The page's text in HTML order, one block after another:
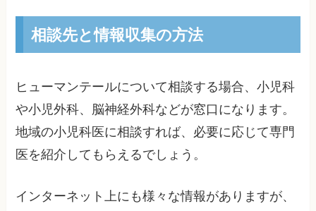
相談先と情報収集の方法
ヒューマンテールについて相談する場合、小児科
や小児外科、脳神経外科などが窓口になります。
地域の小児科医に相談すれば、必要に応じて専門
医を紹介してもらえるでしょう。
インターネット上にも様々な情報がありますが、